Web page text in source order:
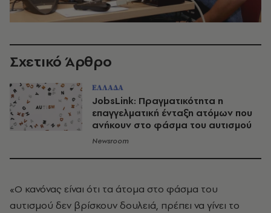
Σχετικό Άρθρο
ΕΛΛΑΔΑ
JobsLink: Πραγματικότητα η
επαγγελματική ένταξη ατόμων που
ανήκουν στο φάσμα του αυτισμού
Newsroom
«Ο κανόνας είναι ότι τα άτομα στο φάσμα του
αυτισμού δεν βρίσκουν δουλειά, πρέπει να γίνει το